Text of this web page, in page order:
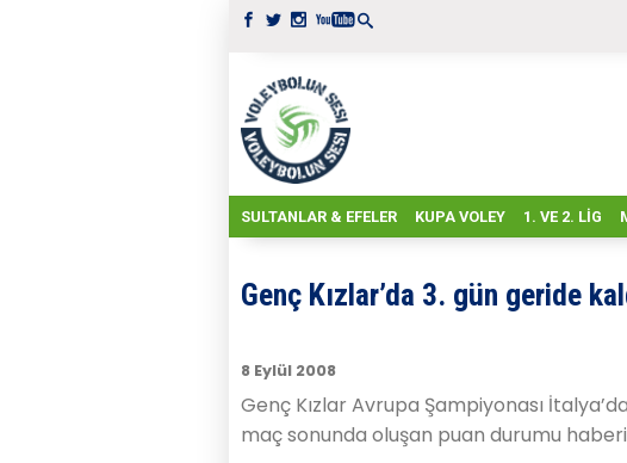
SULTANLAR & EFELER KUPA VOLEY 1. VE 2. LIG
Genç Kızlar’da 3. gün geride
8 Eylül 2008
Genç Kızlar Avrupa Şampiyonası
maç sonunda oluşan puan durumu